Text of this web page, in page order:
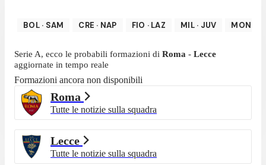
BOL· SAM CRE · NAP FIO · LAZ MIL· JUV MON
Serie A, ecco le probabili formazioni di Roma - Lecce
aggiornate in tempo reale
Formazioni ancora non disponibili
Roma
Tutte le notizie sulla squadra
Lecce
Tutte le notizie sulla squadra